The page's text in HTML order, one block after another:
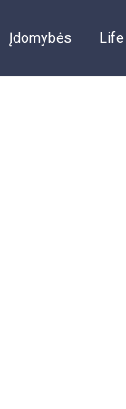
Įdomybės Life